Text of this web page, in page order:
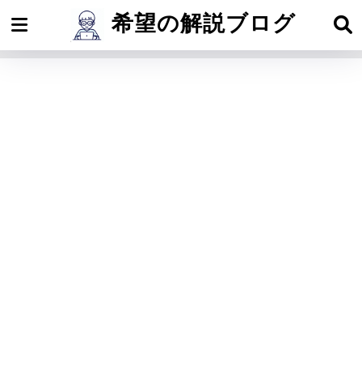
希望の解説ブログ